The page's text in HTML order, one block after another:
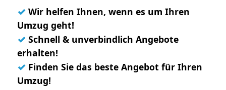
✓ Wir helfen Ihnen, wenn es um Ihren
Umzug geht!
✓ Schnell & unverbindlich Angebote
erhalten!
✓ Finden Sie das beste Angebot für Ihren
Umzug!